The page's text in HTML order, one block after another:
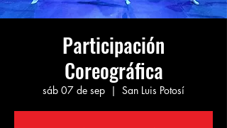
Participación
Coreográfica
sáb 07 de sep
  |
San Luis Potosí